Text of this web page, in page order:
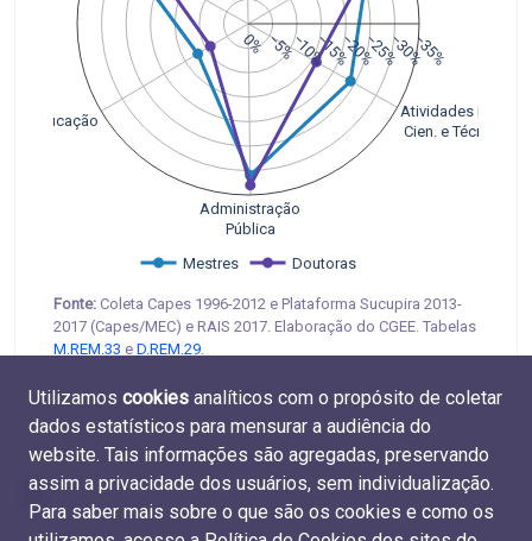
Educação
Administração
Pública
Atividades Prof.,
Cien. e Técnicas
0%−5%−10%−15%−20%−25%−30%−35%
Mestres Doutoras
Fonte: Coleta Capes 1996-2012 e Plataforma Sucupira 2013-
2017 (Capes/MEC) e RAIS 2017. Elaboração do CGEE. Tabelas
M.REM.33 e D.REM.29.
Utilizamos cookies analíticos com o propósito de coletar
dados estatísticos para mensurar a audiência do
website. Tais informações são agregadas, preservando
assim a privacidade dos usuários, sem individualização.
Para saber mais sobre o que são os cookies e como os